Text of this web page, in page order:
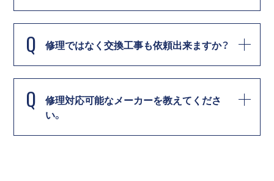
Q 修理ではなく交換工事も依頼出来ますか？
Q
修理対応可能なメーカーを教えてくださ
い。